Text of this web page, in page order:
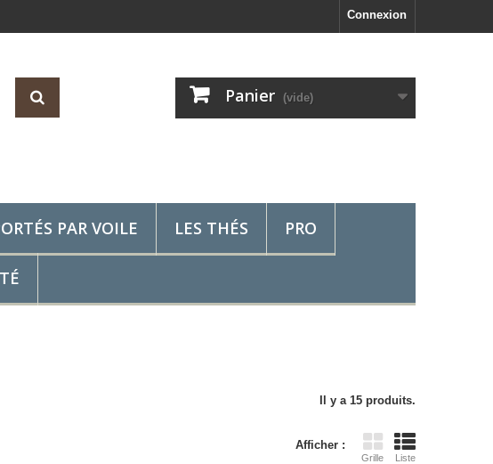
Connexion
Panier (vide)
PAR VOILE LES THÉS PRO
Il y a 15 produits.
Afficher :
Grille Liste